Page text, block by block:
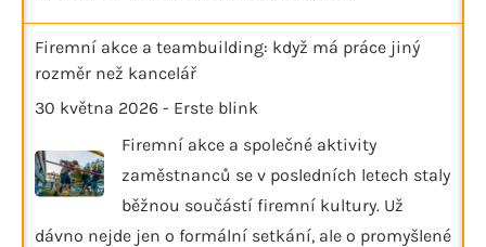
Firemní akce a teambuilding: když má práce jiný
rozměr než kancelář
30 května 2026 - Erste blink
Firemní akce a společné aktivity
zaměstnanců se v posledních letech staly
běžnou součástí firemní kultury. Už
dávno nejde jen o formální setkání, ale o promyšlené